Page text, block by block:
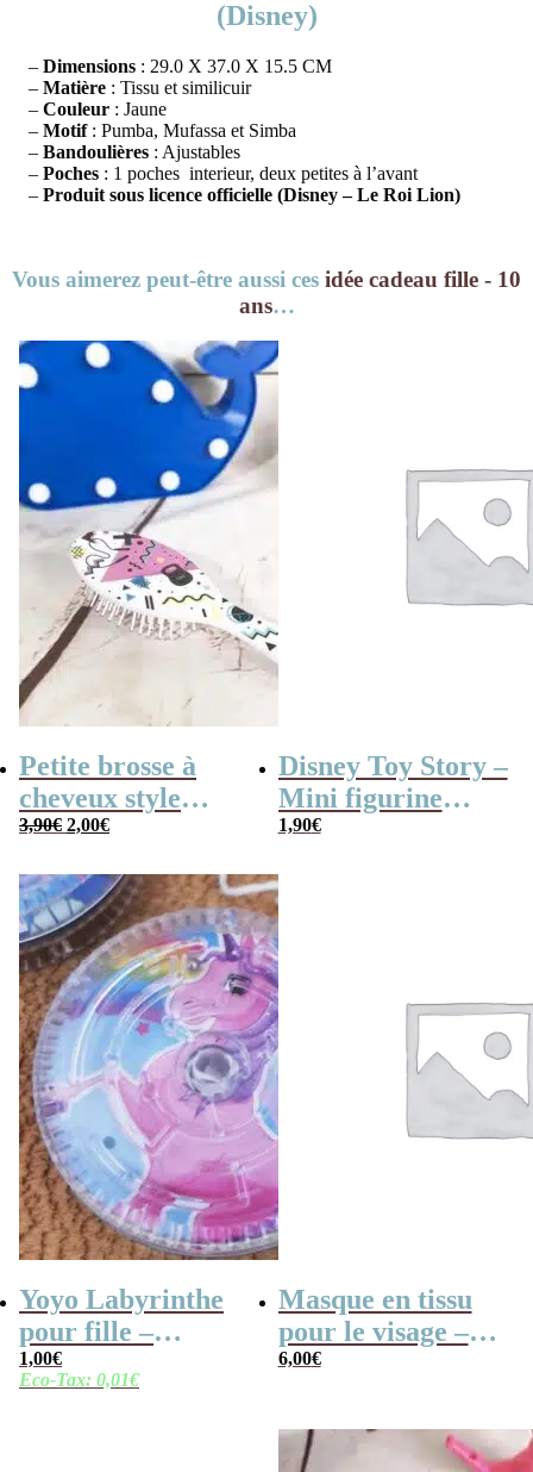
(Disney)
– Dimensions : 29.0 X 37.0 X 15.5 CM
– Matière : Tissu et similicuir
– Couleur : Jaune
– Motif: Pumba, Mufassa et Simba
– Bandoulières : Ajustables
– Poches : 1 poches interieur, deux petites à l’avant
– Produit sous licence officielle (Disney – Le Roi Lion)
Vous aimerez peut-être aussi ces idée cadeau fille - 10
ans…
Petite brosse à
cheveux style
années 80
3,90€ Le
était :
3,90€.
2,00€Le
est :
2,00€.
Disney Toy Story –
Mini figurine
mystère série B
1,90€
Yoyo Labyrinthe
pour fille –
Licorne et sirène
1,00€
Eco-Tax: 0,01€
Masque en tissu
pour le visage –
Princesse Ariel
6,00€